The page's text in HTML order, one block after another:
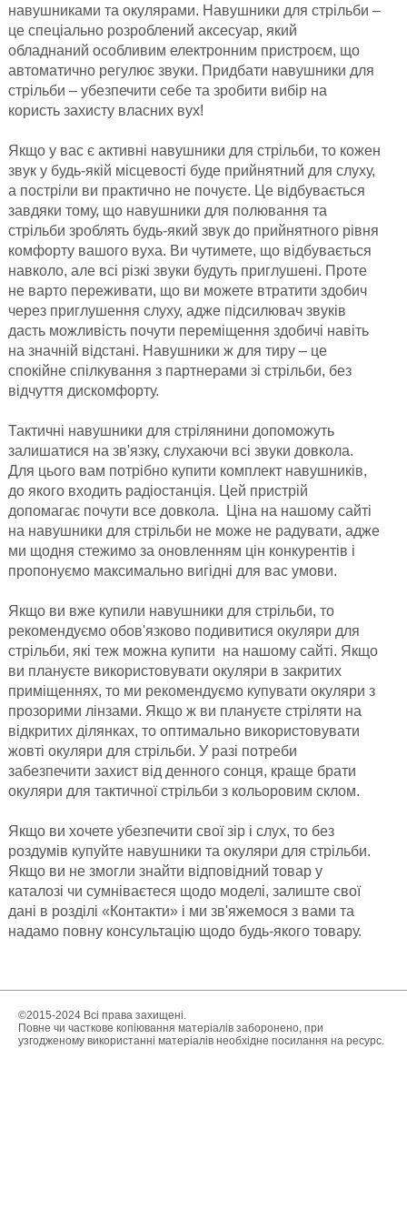
навушниками та окулярами. Навушники для стрільби –
це спеціально розроблений аксесуар, який
обладнаний особливим електронним пристроєм, що
автоматично регулює звуки. Придбати навушники для
стрільби – убезпечити себе та зробити вибір на
користь захисту власних вух!
Якщо у вас є активні навушники для стрільби, то кожен
звук у будь-якій місцевості буде прийнятний для слуху,
а постріли ви практично не почуєте. Це відбувається
завдяки тому, що навушники для полювання та
стрільби зроблять будь-який звук до прийнятного рівня
комфорту вашого вуха. Ви чутимете, що відбувається
навколо, але всі різкі звуки будуть приглушені. Проте
не варто переживати, що ви можете втратити здобич
через приглушення слуху, адже підсилювач звуків
дасть можливість почути переміщення здобичі навіть
на значній відстані. Навушники ж для тиру – це
спокійне спілкування з партнерами зі стрільби, без
відчуття дискомфорту.
Тактичні навушники для стрілянини допоможуть
залишатися на зв'язку, слухаючи всі звуки довкола.
Для цього вам потрібно купити комплект навушників,
до якого входить радіостанція. Цей пристрій
допомагає почути все довкола. Ціна на нашому сайті
на навушники для стрільби не може не радувати, адже
ми щодня стежимо за оновленням цін конкурентів і
пропонуємо максимально вигідні для вас умови.
Якщо ви вже купили навушники для стрільби, то
рекомендуємо обов'язково подивитися окуляри для
стрільби, які теж можна купити на нашому сайті. Якщо
ви плануєте використовувати окуляри в закритих
приміщеннях, то ми рекомендуємо купувати окуляри з
прозорими лінзами. Якщо ж ви плануєте стріляти на
відкритих ділянках, то оптимально використовувати
жовті окуляри для стрільби. У разі потреби
забезпечити захист від денного сонця, краще брати
окуляри для тактичної стрільби з кольоровим склом.
Якщо ви хочете убезпечити свої зір і слух, то без
роздумів купуйте навушники та окуляри для стрільби.
Якщо ви не змогли знайти відповідний товар у
каталозі чи сумніваєтеся щодо моделі, залиште свої
дані в розділі «Контакти» і ми зв'яжемося з вами та
надамо повну консультацію щодо будь-якого товару.
©2015-2024 Всі права захищені.
Повне чи часткове копіювання матеріалів заборонено, при
узгодженому використанні матеріалів необхідне посилання на ресурс.